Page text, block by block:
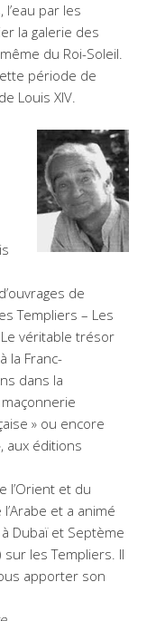
par les
la galerie des
du Roi-Soleil.
période de
Louis XIV.
de
Templiers – Les
véritable trésor
la Franc-
dans la
maçonnerie
» ou encore
aux éditions
l’Orient et du
et a animé
Dubaï et Septème
les Templiers. Il
apporter son